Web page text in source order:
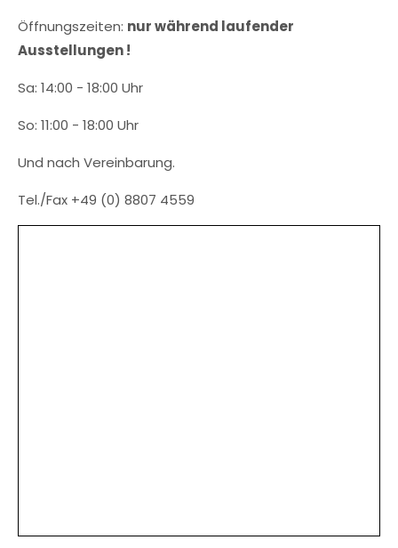
Öffnungszeiten: nur während laufender
Ausstellungen !
Sa: 14:00 - 18:00 Uhr
So: 11:00 - 18:00 Uhr
Und nach Vereinbarung.
Tel./Fax +49 (0) 8807 4559